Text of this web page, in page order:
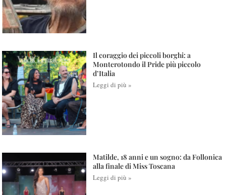
Il coraggio dei piccoli borghi: a
Monterotondo il Pride più piccolo
d’Italia
Leggi di più »
Matilde, 18 anni e un sogno: da Follonica
alla finale di Miss Toscana
Leggi di più »